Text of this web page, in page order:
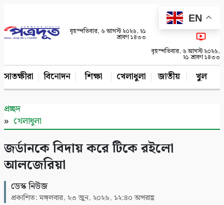
বৃহস্পতিবার, ৬ আগস্ট ২০২৬, ২১
শ্রাবণ ১৪৩৩
EN
বৃহস্পতিবার, ৬ আগস্ট ২০২৬,
২১ শ্রাবণ ১৪৩৩
সাতক্ষীরা বিনোদন শিক্ষা খেলাধুলা জাতীয় খুলনা
প্রচ্ছদ
খেলাধুলা
জর্ডানকে বিদায় করে টিকে রইলো
আলজেরিয়া
ডেস্ক নিউজ
প্রকাশিত: মঙ্গলবার, ২৩ জুন, ২০২৬, ১২:৪০ অপরাহ্ণ